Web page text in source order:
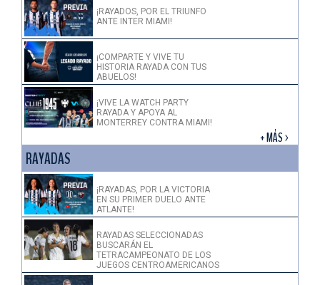
¡RAYADOS, POR EL TRIUNFO
ANTE INTER MIAMI!
¡COMPARTE Y VIVE TU
HISTORIA RAYADA CON TUS
ABUELOS!
¡VIVE LA WATCH PARTY
RAYADA Y APOYA AL
MONTERREY CONTRA MIAMI!
+ MÁS >
RAYADAS
¡RAYADAS, POR LA VICTORIA
EN SU PRIMER DUELO ANTE
ATLANTE!
RAYADAS SELECCIONADAS
BUSCARÁN EL
TETRACAMPEONATO DE LOS
JUEGOS CENTROAMERICANOS